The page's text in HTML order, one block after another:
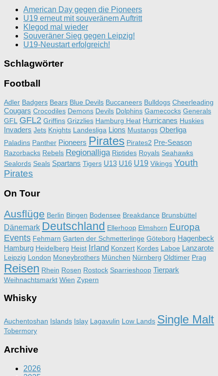
American Day gegen die Pioneers
U19 erneut mit souveränem Auftritt
Klegod mal wieder
Souveräner Sieg gegen Leipzig!
U19-Neustart erfolgreich!
Schlagwörter
Football
Adler Badgers Bears Blue Devils Buccaneers Bulldogs Cheerleading
Cougars Crocodiles Demons Devils Dolphins Gamecocks Generals
GFL GFL2 Griffins Grizzlies Hamburg Heat Hurricanes Huskies
Invaders Jets Knights Landesliga Lions Mustangs Oberliga
Paladins Panther Pioneers Pirates Pirates2 Pre-Season
Razorbacks Rebels Regionalliga Riptides Royals Seahawks
Sealords Seals Spartans Tigers U13 U16 U19 Vikings Youth
Pirates
On Tour
Ausflüge Berlin Bingen Bodensee Breakdance Brunsbüttel
Dänemark Deutschland Ellerhoop Elmshorn Europa
Events Fehmarn Garten der Schmetterlinge Göteborg Hagenbeck
Hamburg Heidelberg Heist Irland Konzert Kordes Laboe Lanzarote
Leipzig London Moneybrothers München Nürnberg Oldtimer Prag
Reisen Rhein Rosen Rostock Sparrieshoop Tierpark
Weihnachtsmarkt Wien Zypern
Whisky
Auchentoshan Islands Islay Lagavulin Low Lands Single Malt
Tobermory
Archive
2026